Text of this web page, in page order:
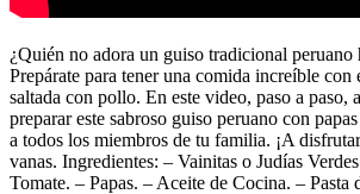
¿Quién no adora un guiso tradicional peruano
Prepárate para tener una comida increíble con
saltada con pollo. En este video, paso a paso,
preparar este sabroso guiso peruano con
a todos los miembros de tu familia. ¡A
vanas. Ingredientes: – Vainitas o Judías
Tomate. – Papas. – Aceite de Cocina. – Pasta